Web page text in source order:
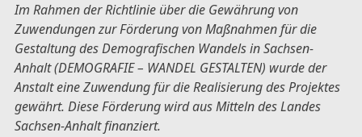
Im Rahmen der Richtlinie über die Gewährung von
Zuwendungen zur Förderung von Maßnahmen für die
Gestaltung des Demografischen Wandels in Sachsen-
Anhalt (DEMOGRAFIE – WANDEL GESTALTEN) wurde der
Anstalt eine Zuwendung für die Realisierung des Projektes
gewährt. Diese Förderung wird aus Mitteln des Landes
Sachsen-Anhalt finanziert.